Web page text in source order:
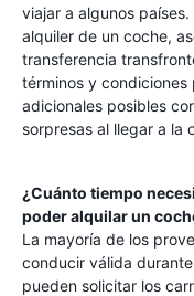
viajar a algunos
alquiler de un coche,
transferencia
términos y
adicionales posibles
sorpresas al llegar a la
¿Cuánto tiempo
poder alquilar un
La mayoría de los
conducir válida
pueden solicitar los